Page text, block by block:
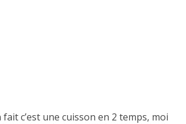
c’est une cuisson en 2 temps, moi